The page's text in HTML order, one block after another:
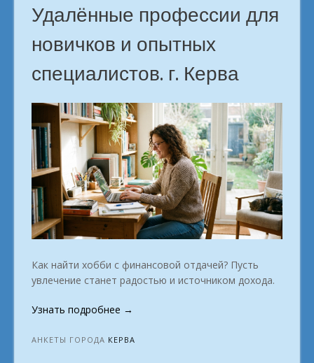
Удалённые профессии для
новичков и опытных
специалистов. г. Керва
Как найти хобби с финансовой отдачей? Пусть
увлечение станет радостью и источником дохода.
Узнать подробнее «Профессии,
позволят
→
АНКЕТЫ ГОРОДА КЕРВА